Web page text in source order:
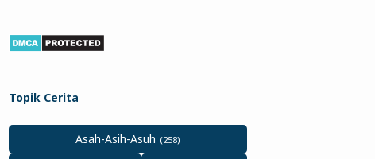
Topik Cerita
Asah-Asih-Asuh